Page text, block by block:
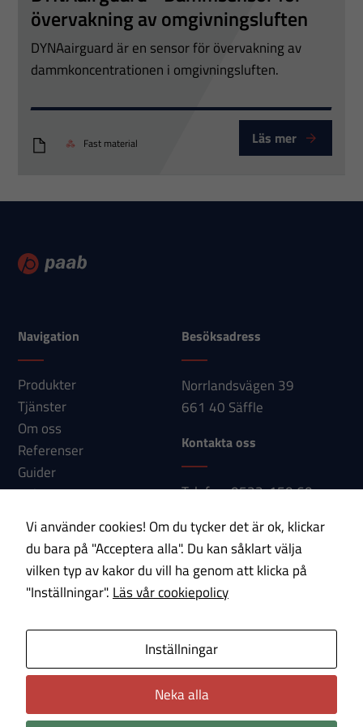
övervakning av omgivningsluften
DYNAairguard är en sensor för övervakning av
dammkoncentrationen i omgivningsluften.
DYNAairguard_product-information_MAN-30-rev-2-
Fast material Läs mer
Navigation
Produkter
Tjänster
Om oss
Referenser
Guider
Nyheter
Kontakt
Besöksadress
Norrlandsvägen 39
661 40 Säffle
Kontakta oss
Telefon: 0533-150 60
info@paab.com
Prenumerera på vårt nyhetsbrev!
E-post
Om cookies
Vi använder cookies! Om du tycker det är ok, klickar
du bara på "Acceptera alla". Du kan såklart välja
vilken typ av kakor du vill ha genom att klicka på
"Inställningar". Läs vår cookiepolicy
Inställningar
Neka alla
Marknadsföring
Genom att dela
intressen och ditt
beteende när du
surfar ökar du